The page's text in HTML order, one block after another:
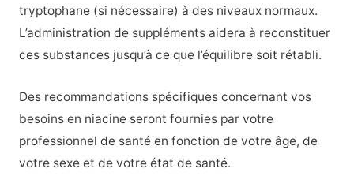
tryptophane (si nécessaire) à des niveaux normaux.
L’administration de suppléments aidera à reconstituer
ces substances jusqu’à ce que l’équilibre soit rétabli.
Des recommandations spécifiques concernant vos
besoins en niacine seront fournies par votre
professionnel de santé en fonction de votre âge, de
votre sexe et de votre état de santé.